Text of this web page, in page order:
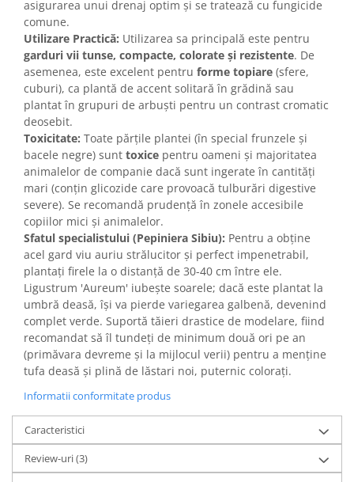
asigurarea unui drenaj optim și se tratează cu fungicide
comune.
Utilizare Practică: Utilizarea sa principală este pentru
garduri vii tunse, compacte, colorate și rezistente. De
asemenea, este excelent pentru forme topiare (sfere,
cuburi), ca plantă de accent solitară în grădină sau
plantat în grupuri de arbuști pentru un contrast cromatic
deosebit.
Toxicitate: Toate părțile plantei (în special frunzele și
bacele negre) sunt toxice pentru oameni și majoritatea
animalelor de companie dacă sunt ingerate în cantități
mari (conțin glicozide care provoacă tulburări digestive
severe). Se recomandă prudență în zonele accesibile
copiilor mici și animalelor.
Sfatul specialistului (Pepiniera Sibiu): Pentru a obține
acel gard viu auriu strălucitor și perfect impenetrabil,
plantați firele la o distanță de 30-40 cm între ele.
Ligustrum 'Aureum' iubește soarele; dacă este plantat la
umbră deasă, își va pierde variegarea galbenă, devenind
complet verde. Suportă tăieri drastice de modelare, fiind
recomandat să îl tundeți de minimum două ori pe an
(primăvara devreme și la mijlocul verii) pentru a menține
tufa deasă și plină de lăstari noi, puternic colorați.
Informatii conformitate produs
Caracteristici
Review-uri(3)